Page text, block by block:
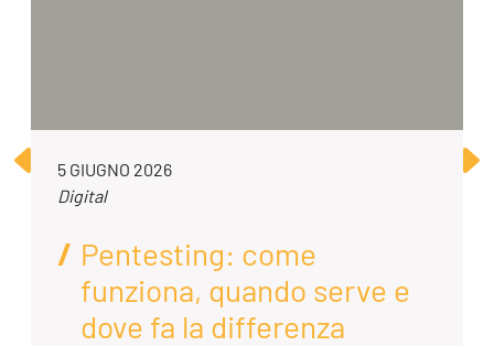
5 GIUGNO 2026
Digital
Pentesting: come
funziona, quando serve e
dove fa la differenza